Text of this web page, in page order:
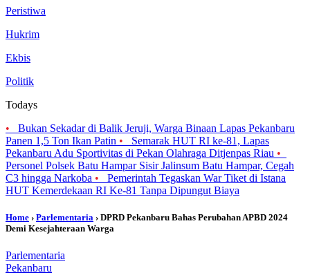
Peristiwa
Hukrim
Ekbis
Politik
Todays
•
Bukan Sekadar di Balik Jeruji, Warga Binaan Lapas Pekanbaru
Panen 1,5 Ton Ikan Patin •
Semarak HUT RI ke-81, Lapas
Pekanbaru Adu Sportivitas di Pekan Olahraga Ditjenpas Riau •
Personel Polsek Batu Hampar Sisir Jalinsum Batu Hampar, Cegah
C3 hingga Narkoba •
Pemerintah Tegaskan War Tiket di Istana
HUT Kemerdekaan RI Ke-81 Tanpa Dipungut Biaya
Home › Parlementaria › DPRD Pekanbaru Bahas Perubahan APBD 2024
Demi Kesejahteraan Warga
Parlementaria
Pekanbaru